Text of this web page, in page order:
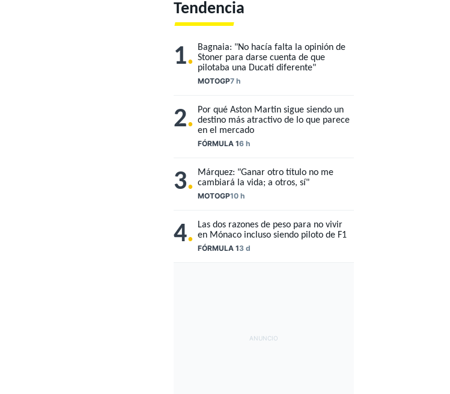
Tendencia
1.
MOTOGP7 h
Bagnaia: "No hacía falta la opinión de
Stoner para darse cuenta de que
pilotaba una Ducati diferente"
2.
FÓRMULA 16 h
Por qué Aston Martin sigue siendo un
destino más atractivo de lo que parece
en el mercado
3.
MOTOGP10 h
Márquez: "Ganar otro título no me
cambiará la vida; a otros, sí"
4.
FÓRMULA 13 d
Las dos razones de peso para no vivir
en Mónaco incluso siendo piloto de F1